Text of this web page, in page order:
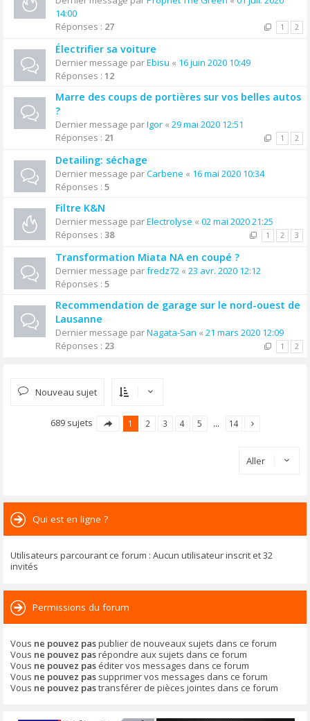
14:00
Réponses : 27 1 2
Électrifier sa voiture
Dernier message parEbisu « 16 juin 2020 10:49
Réponses : 12
Marre des coups de portières sur vos belles autos
?
Dernier message parIgor « 29 mai 2020 12:51
Réponses : 21 1 2
Detailing: séchage
Dernier message parCarbene « 16 mai 2020 10:34
Réponses : 5
Filtre K&N
Dernier message parElectrolyse « 02 mai 2020 21:25
Réponses : 38 1 2 3
Transformation Miata NA en coupé ?
Dernier message parfredz72 « 23 avr. 2020 12:12
Réponses : 5
Recommendation de garage sur le nord-ouest de
Lausanne
Dernier message parNagata-San « 21 mars 2020 12:09
Réponses : 23 1 2
Nouveau sujet
689 sujets 1 2 3 4 5 … 14
Aller
Qui est en ligne ?
Utilisateurs parcourant ce forum : Aucun utilisateur inscrit et 32
invités
Permissions du forum
Vous ne pouvez paspublier de nouveaux sujets dans ce forum
Vous ne pouvez pasrépondre aux sujets dans ce forum
Vous ne pouvez pas éditer vos messages dans ce forum
Vous ne pouvez pas supprimer vos messages dans ce forum
Vous ne pouvez pastransférer de pièces jointes dans ce forum